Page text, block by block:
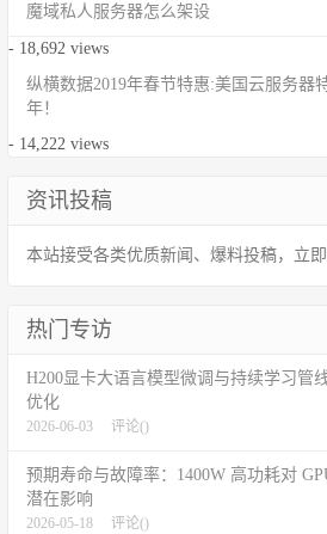
魔域私人服务器怎么架设
- 18,692 views
纵横数据2019年春节特惠:美国云服务器
年！
- 14,222 views
资讯投稿
本站接受各类优质新闻、爆料投稿，立
热门专访
H200显卡大语言模型微调与持续学习管
优化
2026-06-03 评论()
预期寿命与故障率：1400W 高功耗对
潜在影响
2026-05-18 评论()